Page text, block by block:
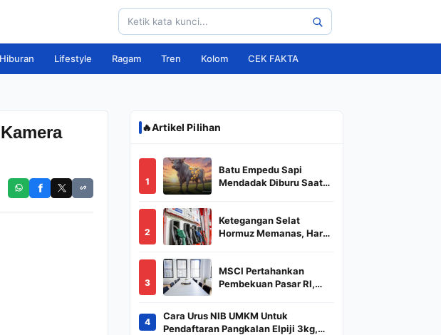
Hiburan Lifestyle Ragam Tren Kolom CEK FAKTA
🔥Artikel Pilihan
1
Batu Empedu Sapi
Mendadak Diburu Saat
Puluhan Juta
2
Ketegangan Selat
Hormuz Memanas, Harga
3
MSCI Pertahankan
Pembekuan Pasar RI,
Indeks
4
Cara Urus NIB UMKM Untuk
Pendaftaran Pangkalan Elpiji 3kg,